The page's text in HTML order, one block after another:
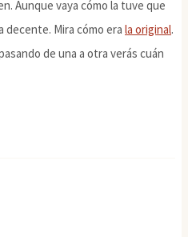
Aunque vaya cómo la tuve que
decente. Mira cómo era la original.
de una a otra verás cuán